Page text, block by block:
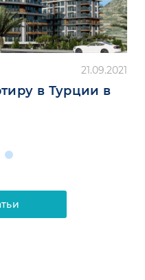
21.09.2021
в Турции в